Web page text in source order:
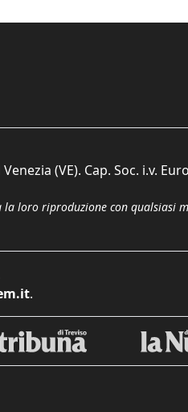
(VE). Cap. Soc. i.v.
loro riproduzione con qualsiasi
.